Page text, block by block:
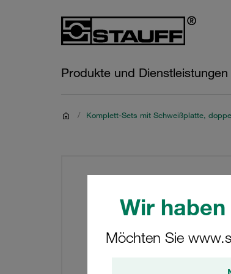
Wir
Möchten Sie
Produkte und Dienstleistungen
/ Komplett-Sets mit Schweißplatte,